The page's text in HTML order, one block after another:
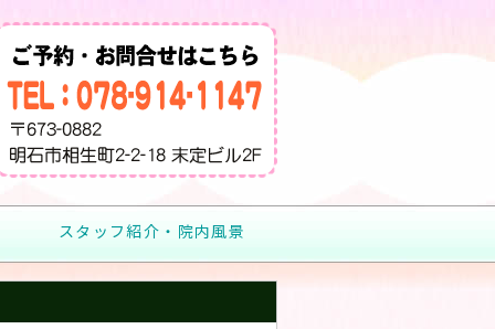
スタッフ紹介・院内風景